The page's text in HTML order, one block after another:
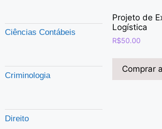
Ciências Contábeis
Criminologia
Direito
Projeto de
Logística
R$50.00
Comprar